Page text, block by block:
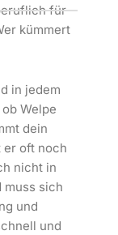
für
kümmert
in jedem
Welpe
dein
er oft noch
nicht in
muss sich
und
und